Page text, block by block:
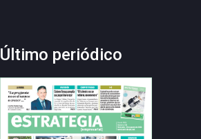
Último periódico